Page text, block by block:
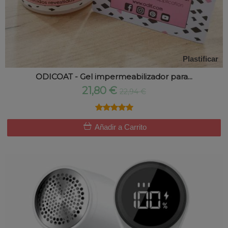
Plastificar
ODICOAT - Gel impermeabilizador para...
21,80 € 22,94 €
★★★★★
★★★★★
Añadir a Carrito